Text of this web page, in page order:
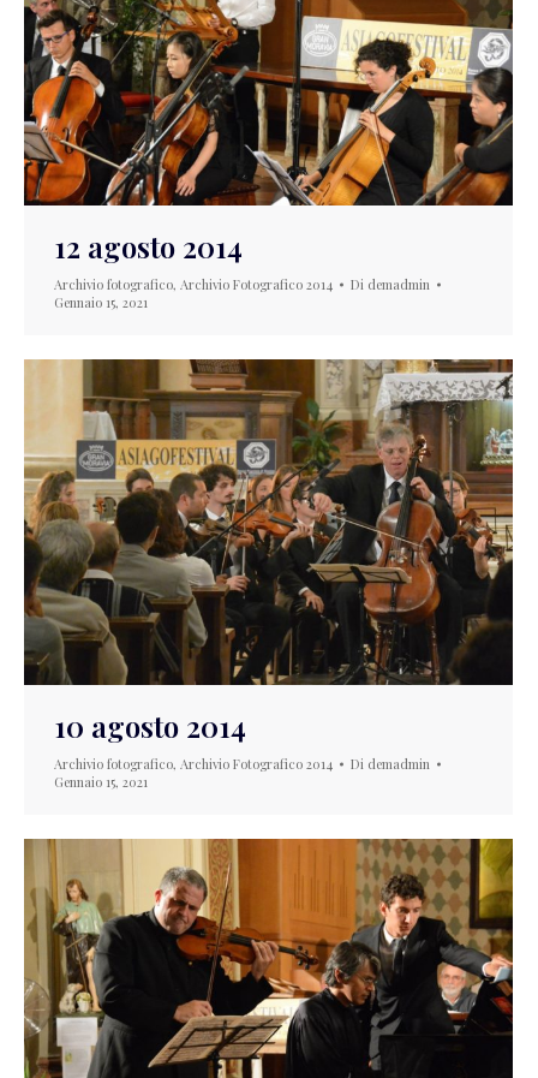
12 agosto 2014
Archivio fotografico, Archivio Fotografico 2014 Di demadmin
Gennaio 15, 2021
10 agosto 2014
Archivio fotografico, Archivio Fotografico 2014 Di demadmin
Gennaio 15, 2021